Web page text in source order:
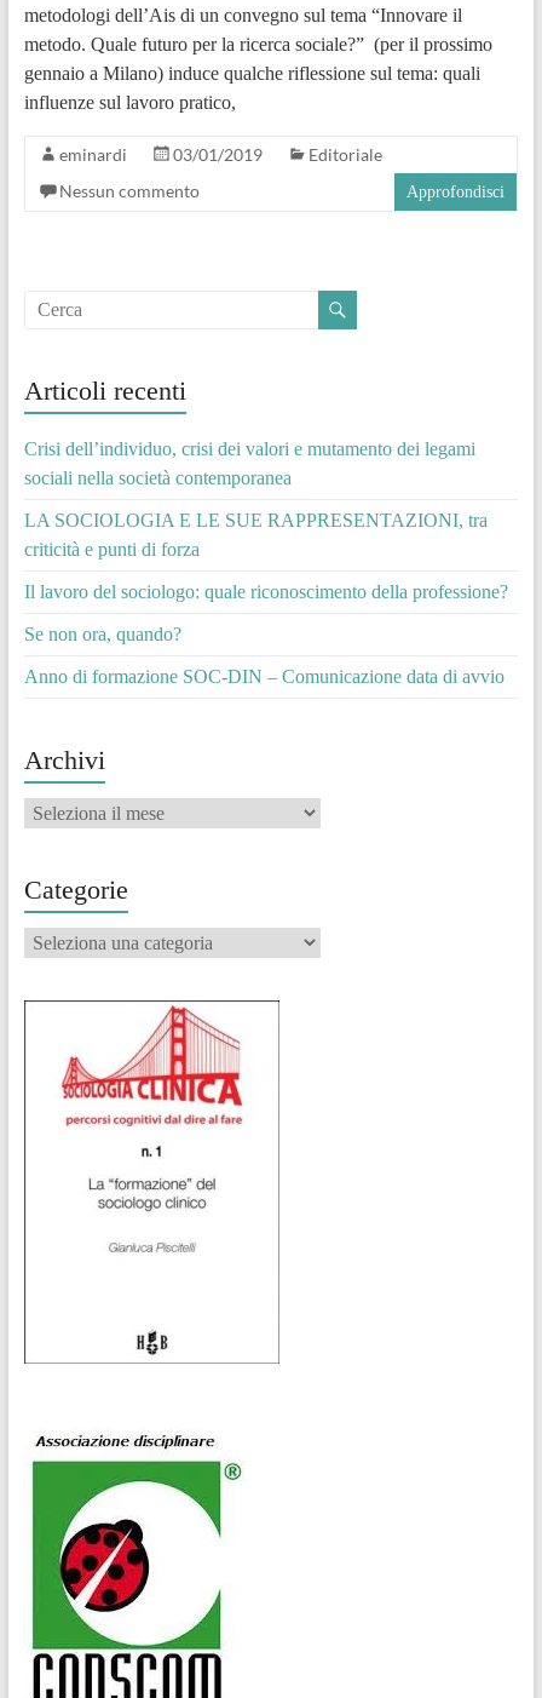
metodologi dell’Ais di un convegno sul tema “Innovare il
metodo. Quale futuro per la ricerca sociale?” (per il prossimo
gennaio a Milano) induce qualche riflessione sul tema: quali
influenze sul lavoro pratico,
eminardi 03/01/2019
Editoriale
Nessun commento
Approfondisci
Articoli recenti
Crisi dell’individuo, crisi dei valori e mutamento dei legami
sociali nella società contemporanea
LA SOCIOLOGIA E LE SUE RAPPRESENTAZIONI, tra
criticità e punti di forza
Il lavoro del sociologo: quale riconoscimento della professione?
Se non ora, quando?
Anno di formazione SOC-DIN – Comunicazione data di avvio
Archivi
Archivi
Categorie
Categorie